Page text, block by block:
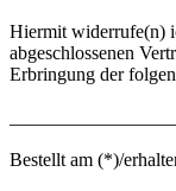
Hiermit widerrufe(n)
abgeschlossenen
Erbringung der
Bestellt am (*)/